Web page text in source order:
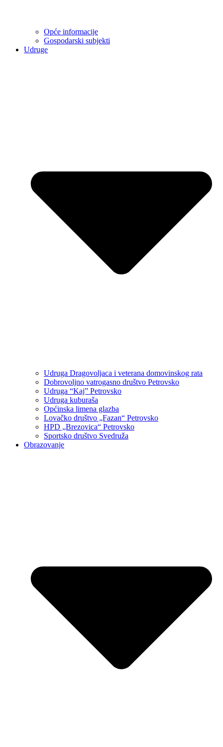
Opće informacije
Gospodarski subjekti
Udruge
Udruga Dragovoljaca i veterana domovinskog rata
Dobrovoljno vatrogasno društvo Petrovsko
Udruga “Kaj” Petrovsko
Udruga kuburaša
Općinska limena glazba
Lovačko društvo „Fazan“ Petrovsko
HPD „Brezovica“ Petrovsko
Sportsko društvo Svedruža
Obrazovanje